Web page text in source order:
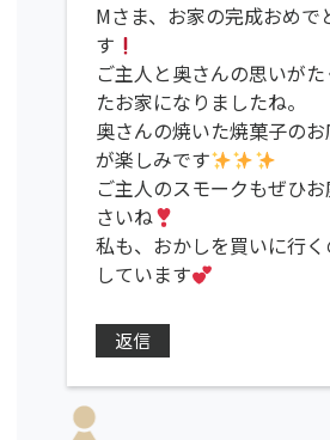
Mさま、お家の完成おめで
す
ご主人と奥さんの思いが
たお家になりましたね。
奥さんの焼いた焼菓子の
が楽しみです
ご主人のスモークもぜひ
さいね
私も、おかしを買いに行
しています
返信